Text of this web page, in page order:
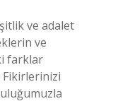
ve adalet
ve
farklar
Fikirlerinizi